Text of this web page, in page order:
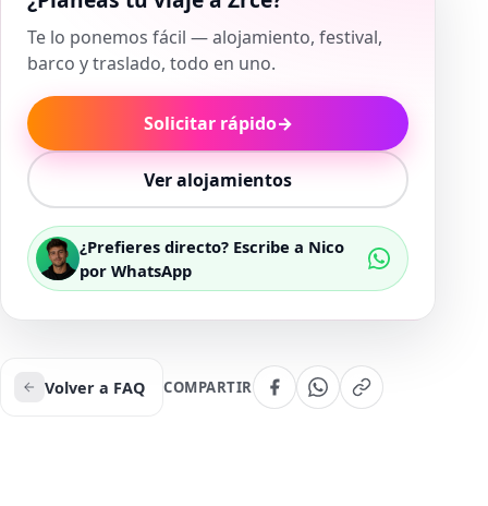
Te lo ponemos fácil — alojamiento, festival,
barco y traslado, todo en uno.
Solicitar rápido→
Ver alojamientos
¿Prefieres directo? Escribe a Nico
por WhatsApp
Volver a FAQ COMPARTIR